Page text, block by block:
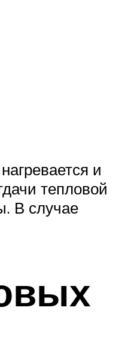
и
тепловой
В случае